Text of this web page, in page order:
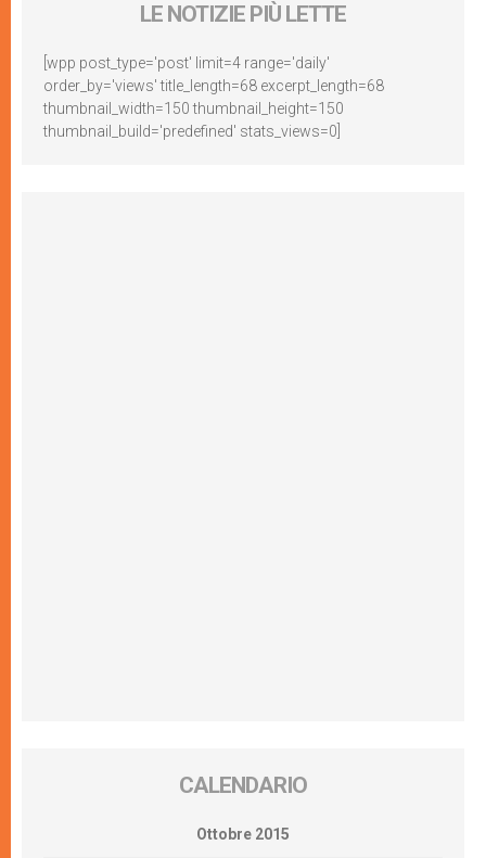
LE NOTIZIE PIÙ LETTE
[wpp post_type='post' limit=4 range='daily'
order_by='views' title_length=68 excerpt_length=68
thumbnail_width=150 thumbnail_height=150
thumbnail_build='predefined' stats_views=0]
CALENDARIO
Ottobre 2015